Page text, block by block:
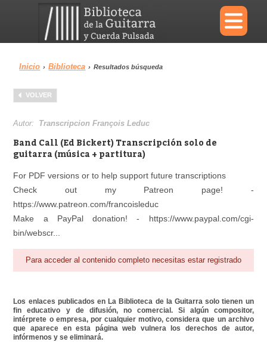
×
Menu
Biblioteca
Reproductor
Inicio › Biblioteca › Resultados búsqueda
VOLVER
Autor: Transcripcion François Leduc
Band Call (Ed Bickert) Transcripción solo de
guitarra (música + partitura)
For PDF versions or to help support future transcriptions
Check out my Patreon page! -
https://www.patreon.com/francoisleduc
Make a PayPal donation! - https://www.paypal.com/cgi-
bin/webscr...
Para acceder al contenido completo necesitas estar registrado
Los enlaces publicados en La Biblioteca de la Guitarra solo tienen un
fin educativo y de difusión, no comercial. Si algún compositor,
intérprete o empresa, por cualquier motivo, considera que un archivo
que aparece en esta página web vulnera los derechos de autor,
infórmenos y se eliminará.